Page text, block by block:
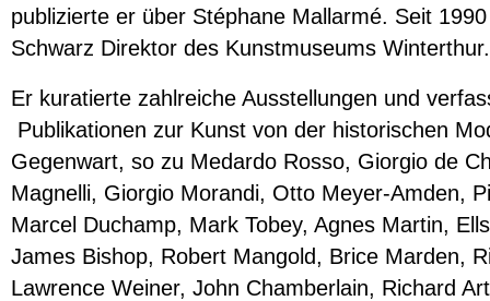
publizierte er über Stéphane Mallarmé. Seit
Schwarz Direktor des Kunstmuseums Winterthur.
Er kuratierte zahlreiche Ausstellungen und
Publikationen zur Kunst von der historischen
Gegenwart, so zu Medardo Rosso, Giorgio de
Magnelli, Giorgio Morandi, Otto Meyer-Amden,
Marcel Duchamp, Mark Tobey, Agnes Martin,
James Bishop, Robert Mangold, Brice Marden,
Lawrence Weiner, John Chamberlain, Richard